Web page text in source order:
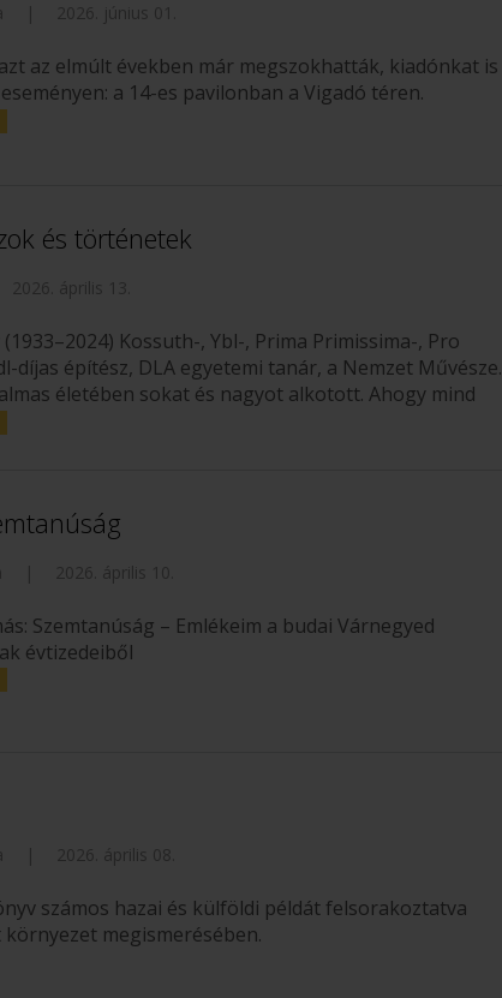
| 2026. június 01.
az elmúlt években már megszokhatták, kiadónkat is
a 14-es pavilonban a Vigadó téren.
és történetek
2026. április 13.
Kossuth-, Ybl-, Prima Primissima-, Pro
díjas építész, DLA egyetemi tanár, a Nemzet Művésze.
életében sokat és nagyot alkotott. Ahogy mind
| 2026. április 10.
Szemtanúság – Emlékeim a budai Várnegyed
évtizedeiből
| 2026. április 08.
számos hazai és külföldi példát felsorakoztatva
megismerésében.